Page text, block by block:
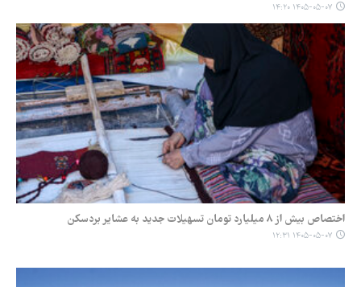
۱۴۰۵-۰۵-۰۷ ۱۴:۲۰
اختصاص بیش از ۸ میلیارد تومان تسهیلات جدید به عشایر بردسکن
۱۴۰۵-۰۵-۰۷ ۱۲:۳۱